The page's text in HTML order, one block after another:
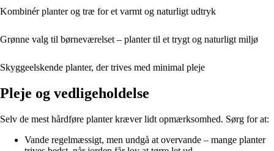
Kombinér planter og træ for et varmt og naturligt udtryk
Grønne valg til børneværelset – planter til et trygt og naturligt miljø
Skyggeelskende planter, der trives med minimal pleje
Pleje og vedligeholdelse
Selv de mest hårdføre planter kræver lidt opmærksomhed. Sørg for at:
Vande regelmæssigt, men undgå at overvande – mange planter